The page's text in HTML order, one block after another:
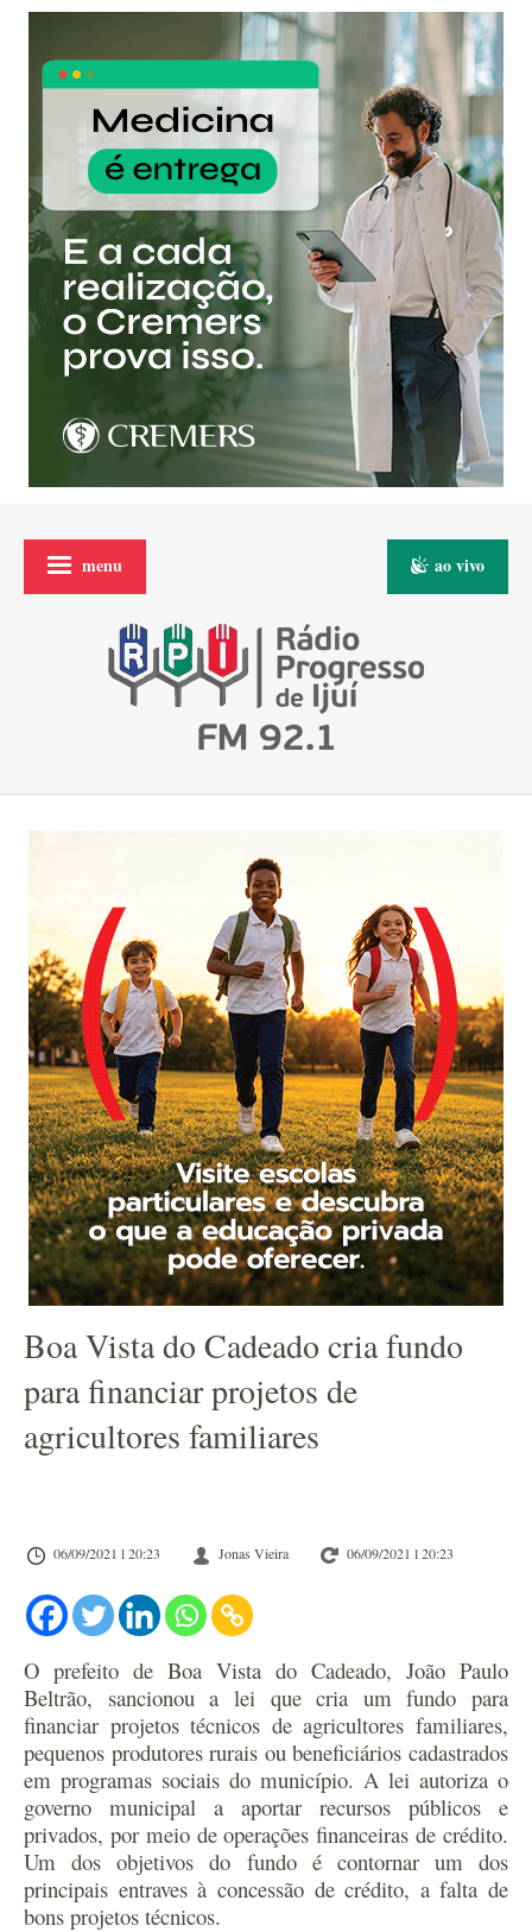
menu ao vivo
Boa Vista do Cadeado cria fundo
para financiar projetos de
agricultores familiares
06/09/2021 l 20:23 Jonas Vieira 06/09/2021 l 20:23
O prefeito de Boa Vista do Cadeado, João Paulo
Beltrão, sancionou a lei que cria um fundo para
financiar projetos técnicos de agricultores familiares,
pequenos produtores rurais ou beneficiários cadastrados
em programas sociais do município. A lei autoriza o
governo municipal a aportar recursos públicos e
privados, por meio de operações financeiras de crédito.
Um dos objetivos do fundo é contornar um dos
principais entraves à concessão de crédito, a falta de
bons projetos técnicos.